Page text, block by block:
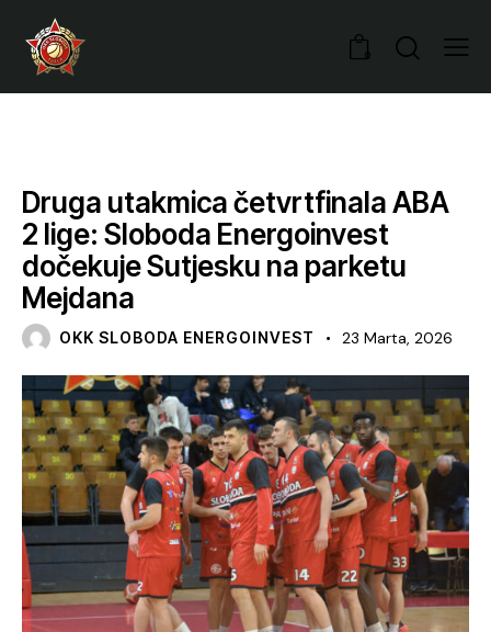
0
Druga utakmica četvrtfinala ABA
2 lige: Sloboda Energoinvest
dočekuje Sutjesku na parketu
Mejdana
OKK SLOBODA ENERGOINVEST 23 Marta, 2026